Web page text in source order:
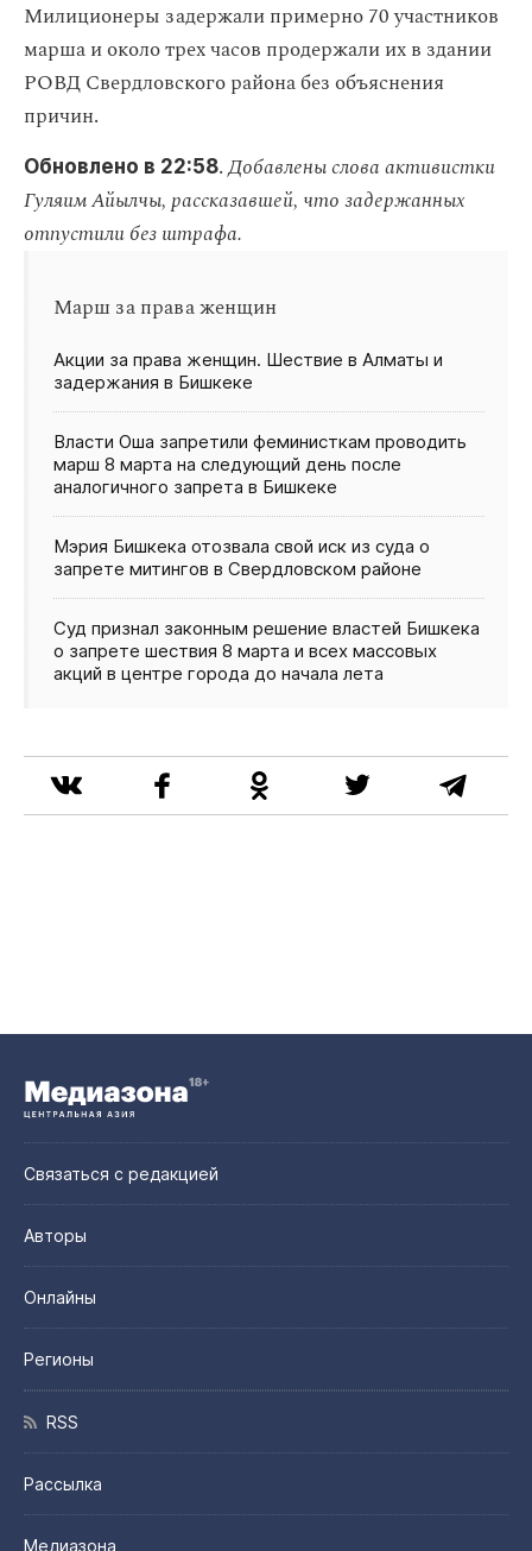
Милиционеры задержали примерно 70 участников
марша и около трех часов продержали их в здании
РОВД Свердловского района без объяснения
причин.
Обновлено в 22:58.Добавлены слова активистки
Гуляим Айылчы, рассказавшей, что задержанных
отпустили без штрафа.
Марш за права женщин
Акции за права женщин. Шествие в Алматы и
задержания в Бишкеке
Власти Оша запретили феминисткам проводить
марш 8 марта на следующий день после
аналогичного запрета в Бишкеке
Мэрия Бишкека отозвала свой иск из суда о
запрете митингов в Свердловском районе
Суд признал законным решение властей Бишкека
о запрете шествия 8 марта и всех массовых
акций в центре города до начала лета
Связаться с редакцией
Авторы
Онлайны
Регионы
RSS
Рассылка
Медиазона